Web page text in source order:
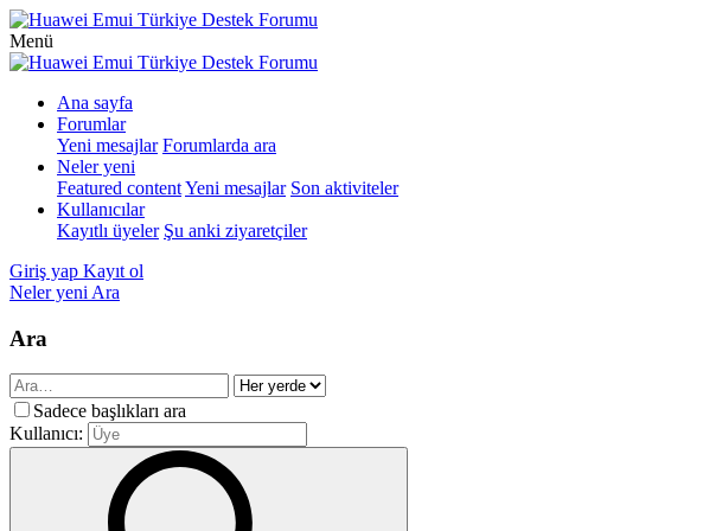
Menü
Ana sayfa
Forumlar
Yeni mesajlar Forumlarda ara
Neler yeni
Featured contentYeni mesajlar Son aktiviteler
Kullanıcılar
Kayıtlı üyeler Şu anki ziyaretçiler
Giriş yap Kayıt ol
Neler yeni Ara
Ara
Sadece başlıkları ara
Kullanıcı: